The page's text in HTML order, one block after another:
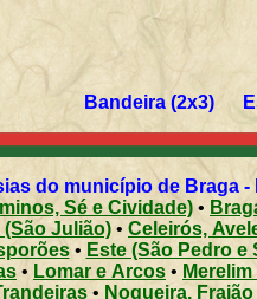
Bandeira (2x3)
do município de Braga
Sé e Cividade) •
Julião) • Celeirós,
• Este (São Pedro e
• Lomar e Arcos •
• Nogueira,